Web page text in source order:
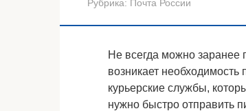
Рубрика: Почта России
Не всегда можно заранее
возникает
курьерские службы,
нужно быстро отправить